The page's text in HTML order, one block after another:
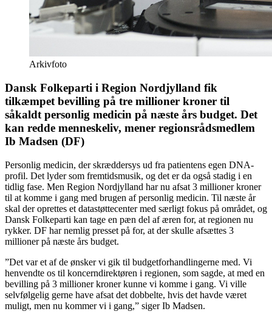
Arkivfoto
Dansk Folkeparti i Region Nordjylland fik
tilkæmpet bevilling på tre millioner kroner til
såkaldt personlig medicin på næste års budget. Det
kan redde menneskeliv, mener regionsrådsmedlem
Ib Madsen (DF)
Personlig medicin, der skræddersys ud fra patientens egen DNA-
profil. Det lyder som fremtidsmusik, og det er da også stadig i en
tidlig fase. Men Region Nordjylland har nu afsat 3 millioner kroner
til at komme i gang med brugen af personlig medicin. Til næste år
skal der oprettes et datastøttecenter med særligt fokus på området, og
Dansk Folkeparti kan tage en pæn del af æren for, at regionen nu
rykker. DF har nemlig presset på for, at der skulle afsættes 3
millioner på næste års budget.
”Det var et af de ønsker vi gik til budgetforhandlingerne med. Vi
henvendte os til koncerndirektøren i regionen, som sagde, at med en
bevilling på 3 millioner kroner kunne vi komme i gang. Vi ville
selvfølgelig gerne have afsat det dobbelte, hvis det havde været
muligt, men nu kommer vi i gang,” siger Ib Madsen.